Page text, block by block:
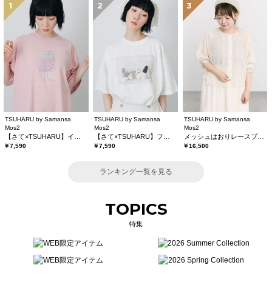
1
TSUHARU by Samansa
Mos2
￥7,590
2
TSUHARU by Samansa
Mos2
￥7,590
3
TSUHARU by Samansa
Mos2
メッシュはおりレースブラウス
￥16,500
ランキング一覧を見る
TOPICS
特集